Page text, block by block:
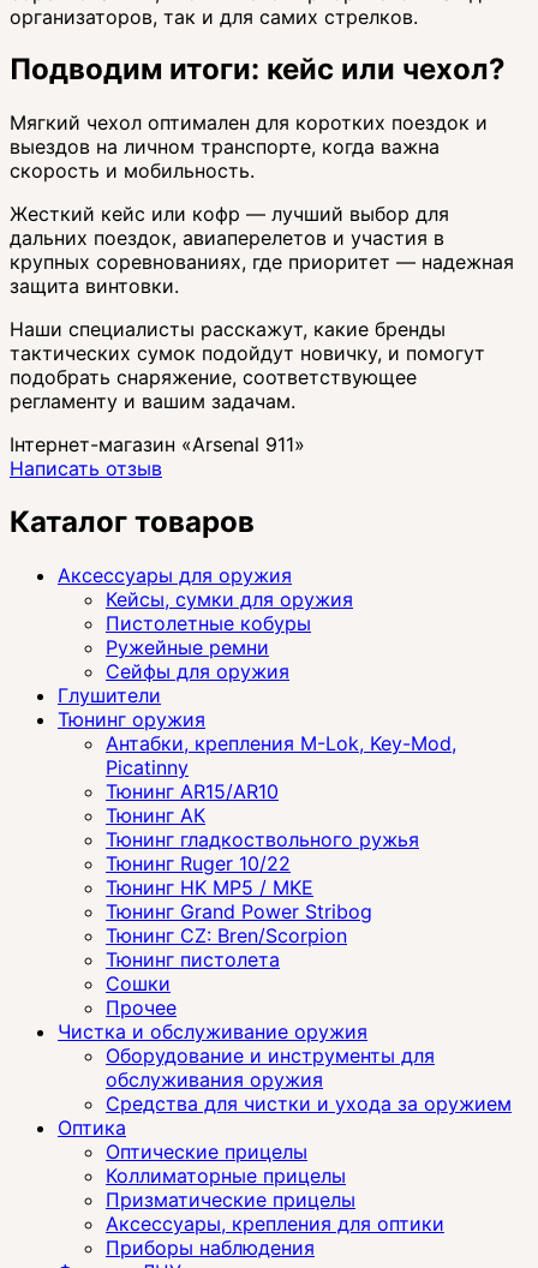
организаторов, так и для самих стрелков.
Подводим итоги: кейс или чехол?
Мягкий чехол оптимален для коротких поездок и
выездов на личном транспорте, когда важна
скорость и мобильность.
Жесткий кейс или кофр — лучший выбор для
дальних поездок, авиаперелетов и участия в
крупных соревнованиях, где приоритет — надежная
защита винтовки.
Наши специалисты расскажут, какие бренды
тактических сумок подойдут новичку, и помогут
подобрать снаряжение, соответствующее
регламенту и вашим задачам.
Інтернет-магазин «Arsenal 911»
Написать отзыв
Каталог товаров
Аксессуары для оружия
Кейсы, сумки для оружия
Пистолетные кобуры
Ружейные ремни
Сейфы для оружия
Глушители
Тюнинг оружия
Антабки, крепления M-Lok, Key-Mod,
Picatinny
Тюнинг AR15/AR10
Тюнинг АК
Тюнинг гладкоствольного ружья
Тюнинг Ruger 10/22
Тюнинг HK MP5 / MKE
Тюнинг Grand Power Stribog
Тюнинг CZ: Bren/Scorpion
Тюнинг пистолета
Сошки
Прочее
Чистка и обслуживание оружия
Оборудование и инструменты для
обслуживания оружия
Средства для чистки и ухода за оружием
Оптика
Оптические прицелы
Коллиматорные прицелы
Призматические прицелы
Аксессуары, крепления для оптики
Приборы наблюдения